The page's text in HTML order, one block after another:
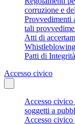
corruzione e
Provvedimenti
tali
Atti di
Whistleblowing
Patti di Integrità
Accesso civico
Accesso
soggetti a
Accesso civico